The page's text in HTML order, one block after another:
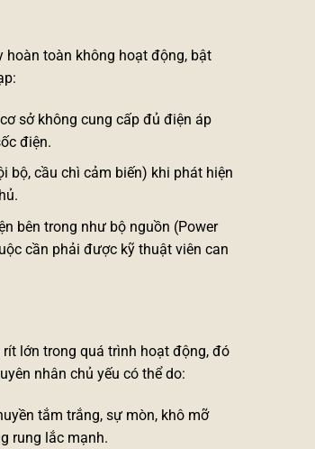
toàn không hoạt động, bật
sở không cung cấp đủ điện áp
điện.
cầu chì cảm biến) khi phát hiện
bên trong như bộ nguồn (Power
cần phải được kỹ thuật viên can
lớn trong quá trình hoạt động, đó
nhân chủ yếu có thể do:
tắm trắng, sự mòn, khô mỡ
rung lắc mạnh.